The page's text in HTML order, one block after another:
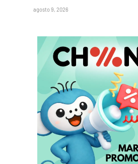
agosto 9, 2026